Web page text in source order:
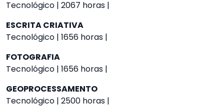
Tecnológico | 2067 horas |
ESCRITA CRIATIVA
Tecnológico | 1656 horas |
FOTOGRAFIA
Tecnológico | 1656 horas |
GEOPROCESSAMENTO
Tecnológico | 2500 horas |